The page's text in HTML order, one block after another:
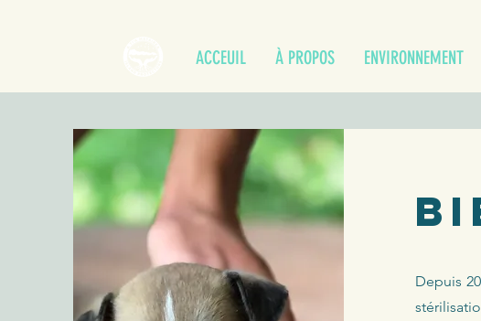
ACCEUIL À PROPOS ENVIRONNEMENT
Depuis